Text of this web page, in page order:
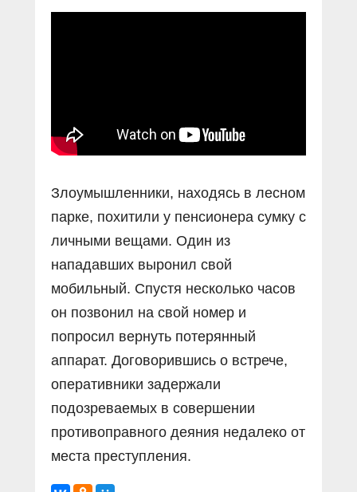
Злоумышленники, находясь в лесном
парке, похитили у пенсионера сумку с
личными вещами. Один из
нападавших выронил свой
мобильный. Спустя несколько часов
он позвонил на свой номер и
попросил вернуть потерянный
аппарат. Договорившись о встрече,
оперативники задержали
подозреваемых в совершении
противоправного деяния недалеко от
места преступления.